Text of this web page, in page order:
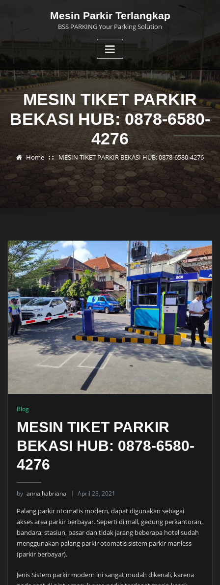
Mesin Parkir Terlangkap
BSS PARKING Your Parking Solution
MESIN TIKET PARKIR
BEKASI HUB: 0878-6580-
4276
Home MESIN TIKET PARKIR BEKASI HUB: 0878-6580-4276
Blog
MESIN TIKET PARKIR
BEKASI HUB: 0878-6580-
4276
by anna habriana April 28, 2021
Palang parkir otomatis modern, dapat digunakan sebagai
akses area parkir berbayar. Seperti di mall, gedung perkantoran,
bandara, stasiun, pasar dan tidak jarang beberapa hotel sudah
menggunakan palang parkir otomatis sistem parkir manless
(parkir berbayar).
Jenis Sistem parkir modern ini sangat mudah dikenali, karena